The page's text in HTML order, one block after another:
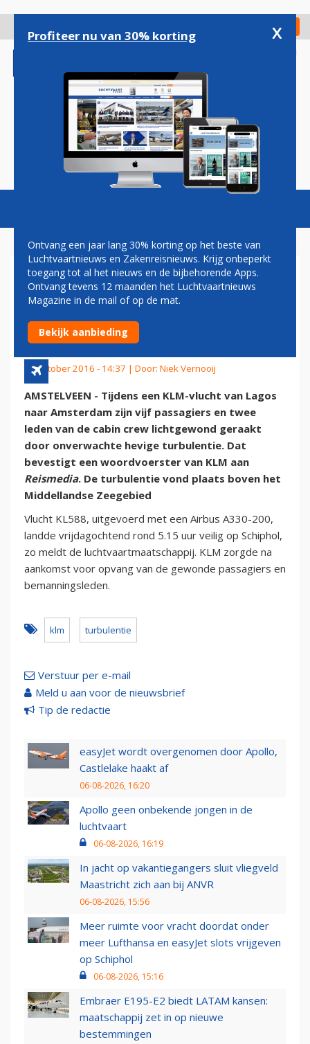
gaan
Check in
Magazine Podcasts Vacatures
LICHTGEWONDEN DOOR
TURBULENTIE OP KLM-
VLUCHT
14 oktober 2016 - 14:37 | Door: Niek Vernooij
AMSTELVEEN - Tijdens een KLM-vlucht van Lagos
naar Amsterdam zijn vijf passagiers en twee
leden van de cabin crew lichtgewond geraakt
door onverwachte hevige turbulentie. Dat
bevestigt een woordvoerster van KLM aan
Reismedia. De turbulentie vond plaats boven het
Middellandse Zeegebied
Vlucht KL588, uitgevoerd met een Airbus A330-200,
landde vrijdagochtend rond 5.15 uur veilig op Schiphol,
zo meldt de luchtvaartmaatschappij. KLM zorgde na
aankomst voor opvang van de gewonde passagiers en
bemanningsleden.
klm turbulentie
Verstuur per e-mail
Meld u aan voor de nieuwsbrief
Tip de redactie
easyJet wordt overgenomen door Apollo,
Castlelake haakt af
06-08-2026, 16:20
Apollo geen onbekende jongen in de
luchtvaart
06-08-2026, 16:19
In jacht op vakantiegangers sluit vliegveld
Maastricht zich aan bij ANVR
06-08-2026, 15:56
Meer ruimte voor vracht doordat onder
meer Lufthansa en easyJet slots vrijgeven
op Schiphol
06-08-2026, 15:16
Embraer E195-E2 biedt LATAM kansen:
maatschappij zet in op nieuwe
bestemmingen
Profiteer nu van 30% korting x
Ontvang een jaar lang 30% korting op het beste van
Luchtvaartnieuws en Zakenreisnieuws. Krijg onbeperkt
toegang tot al het nieuws en de bijbehorende Apps.
Ontvang tevens 12 maanden het Luchtvaartnieuws
Magazine in de mail of op de mat.
Bekijk aanbieding